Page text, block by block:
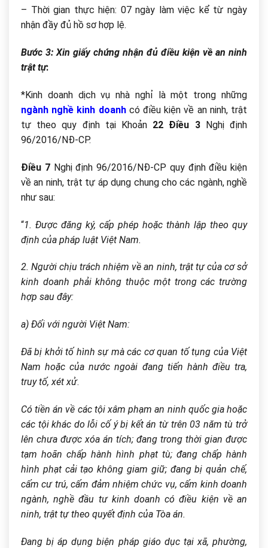
– Thời gian thực hiện: 07 ngày làm việc kể từ ngày
nhận đầy đủ hồ sơ hợp lệ.
Bước 3: Xin giấy chứng nhận đủ điều kiện về an ninh
trật tự:
*Kinh doanh dịch vụ nhà nghỉ là một trong những
ngành nghề kinh doanhcó điều kiện về an ninh, trật
tự theo quy định tại Khoản 22 Điều 3Nghị định
96/2016/NĐ-CP.
Điều 7Nghị định 96/2016/NĐ-CP quy định điều kiện
về an ninh, trật tự áp dụng chung cho các ngành, nghề
như sau:
“1. Được đăng ký, cấp phép hoặc thành lập theo quy
định của pháp luật Việt Nam.
2. Người chịu trách nhiệm về an ninh, trật tự của cơ sở
kinh doanh phải không thuộc một trong các trường
hợp sau đây:
a) Đối với người Việt Nam:
Đã bị khởi tố hình sự mà các cơ quan tố tụng của Việt
Nam hoặc của nước ngoài đang tiến hành điều tra,
truy tố, xét xử.
Có tiền án về các tội xâm phạm an ninh quốc gia hoặc
các tội khác do lỗi cố ý bị kết án từ trên 03 năm tù trở
lên chưa được xóa án tích; đang trong thời gian được
tạm hoãn chấp hành hình phạt tù; đang chấp hành
hình phạt cải tạo không giam giữ; đang bị quản chế,
cấm cư trú, cấm đảm nhiệm chức vụ, cấm kinh doanh
ngành, nghề đầu tư kinh doanh có điều kiện về an
ninh, trật tự theo quyết định của Tòa án.
Đang bị áp dụng biện pháp giáo dục tại xã, phường,